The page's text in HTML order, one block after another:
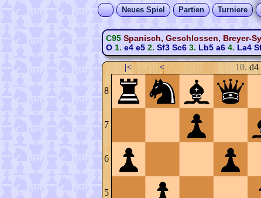
Neues Spiel Partien Turniere
C95 Spanisch, Geschlossen, Breyer-
O1. e4 e52. Sf3 Sc63. Lb5 a64. La4
|< < 10. d4
8
7
6
5